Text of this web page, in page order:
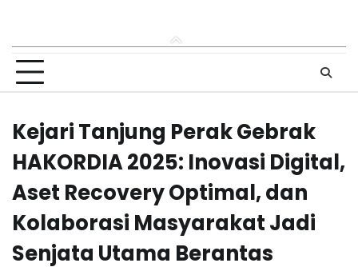
Kejari Tanjung Perak Gebrak
HAKORDIA 2025: Inovasi Digital,
Aset Recovery Optimal, dan
Kolaborasi Masyarakat Jadi
Senjata Utama Berantas